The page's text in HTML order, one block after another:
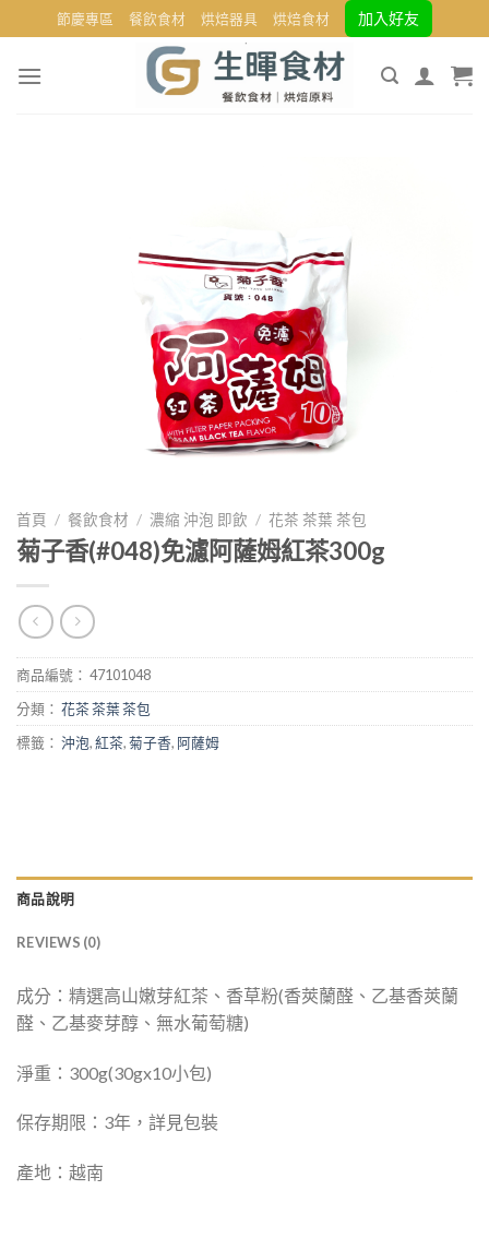
to
content
節慶專區 餐飲食材 烘焙器具 烘焙食材 加入好友
首頁 / 餐飲食材 / 濃縮 沖泡 即飲 / 花茶 茶葉 茶包
菊子香(#048)免濾阿薩姆紅茶300g
商品編號： 47101048
分類： 花茶 茶葉 茶包
標籤： 沖泡,紅茶,菊子香, 阿薩姆
商品說明
REVIEWS (0)
成分：精選高山嫩芽紅茶、香草粉(香莢蘭醛、乙基香莢蘭
醛、乙基麥芽醇、無水葡萄糖)
淨重：300g(30gx10小包)
保存期限：3年，詳見包裝
產地：越南